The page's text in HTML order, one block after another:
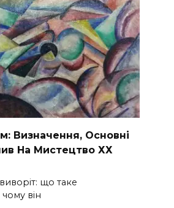
Визначення, Основні
На Мистецтво ХХ
що таке
він